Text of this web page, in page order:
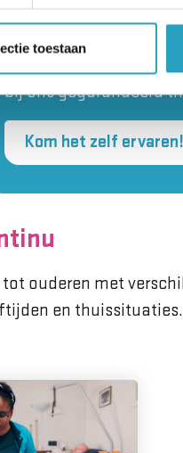
toestaan
Ben jij een taaie rakker
schoenen staat, een
bij ons gegarandeerd
Kom het zelf ervaren!
ouderen met
en